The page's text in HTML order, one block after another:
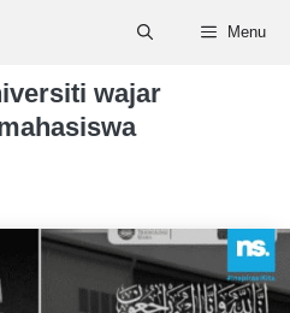
Menu
wajar